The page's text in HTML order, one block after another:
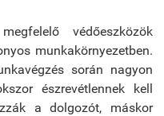
védőeszközök
munkakörnyezetben.
során nagyon
észrevétlennek kell
a dolgozót, máskor